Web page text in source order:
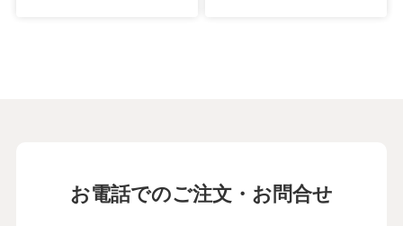
お電話でのご注文・お問合せ